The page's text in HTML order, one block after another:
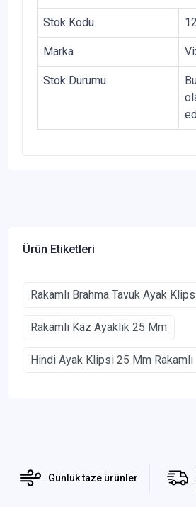
Stok Kodu
Marka
Stok Durumu
Ürün Etiketleri
Rakamlı Brahma Tavuk Ayak
Rakamlı Kaz Ayaklık 25 Mm
Hindi Ayak Klipsi 25 Mm Rakamlı
Günlük taze ürünler